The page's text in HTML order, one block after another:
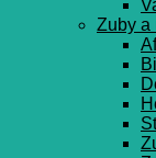
Zuby a